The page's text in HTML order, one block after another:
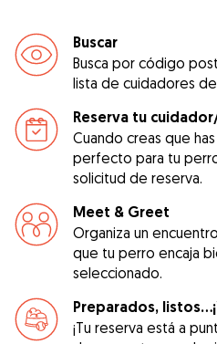
Buscar
Busca por código
lista de cuidadores
Reserva tu
Cuando creas que
perfecto para tu
solicitud de reserva.
Meet & Greet
Organiza un
que tu perro encaja
seleccionado.
Preparados,
¡Tu reserva está a